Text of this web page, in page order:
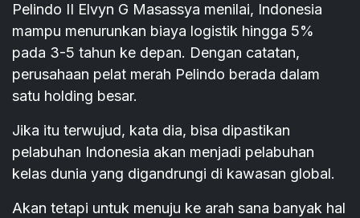
Pelindo II Elvyn G Masassya menilai, Indonesia
mampu menurunkan biaya logistik hingga 5%
pada 3-5 tahun ke depan. Dengan catatan,
perusahaan pelat merah Pelindo berada dalam
satu holding besar.
Jika itu terwujud, kata dia, bisa dipastikan
pelabuhan Indonesia akan menjadi pelabuhan
kelas dunia yang digandrungi di kawasan global.
Akan tetapi untuk menuju ke arah sana banyak hal